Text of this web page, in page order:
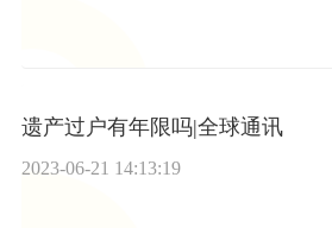
遗产过户有年限吗|全球通讯
2023-06-21 14:13:19